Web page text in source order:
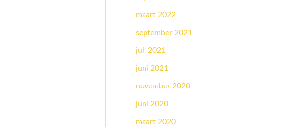
maart 2022
september 2021
juli 2021
juni 2021
november 2020
juni 2020
maart 2020